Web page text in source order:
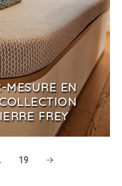
MESURE EN
FREY
19